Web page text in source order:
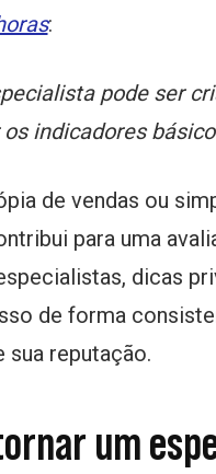
:
pode ser
indicadores
de vendas ou
para uma
dicas
de forma
sua reputação.
um